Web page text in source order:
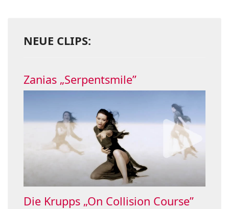
NEUE CLIPS:
Zanias „Serpentsmile”
Die Krupps „On Collision Course”